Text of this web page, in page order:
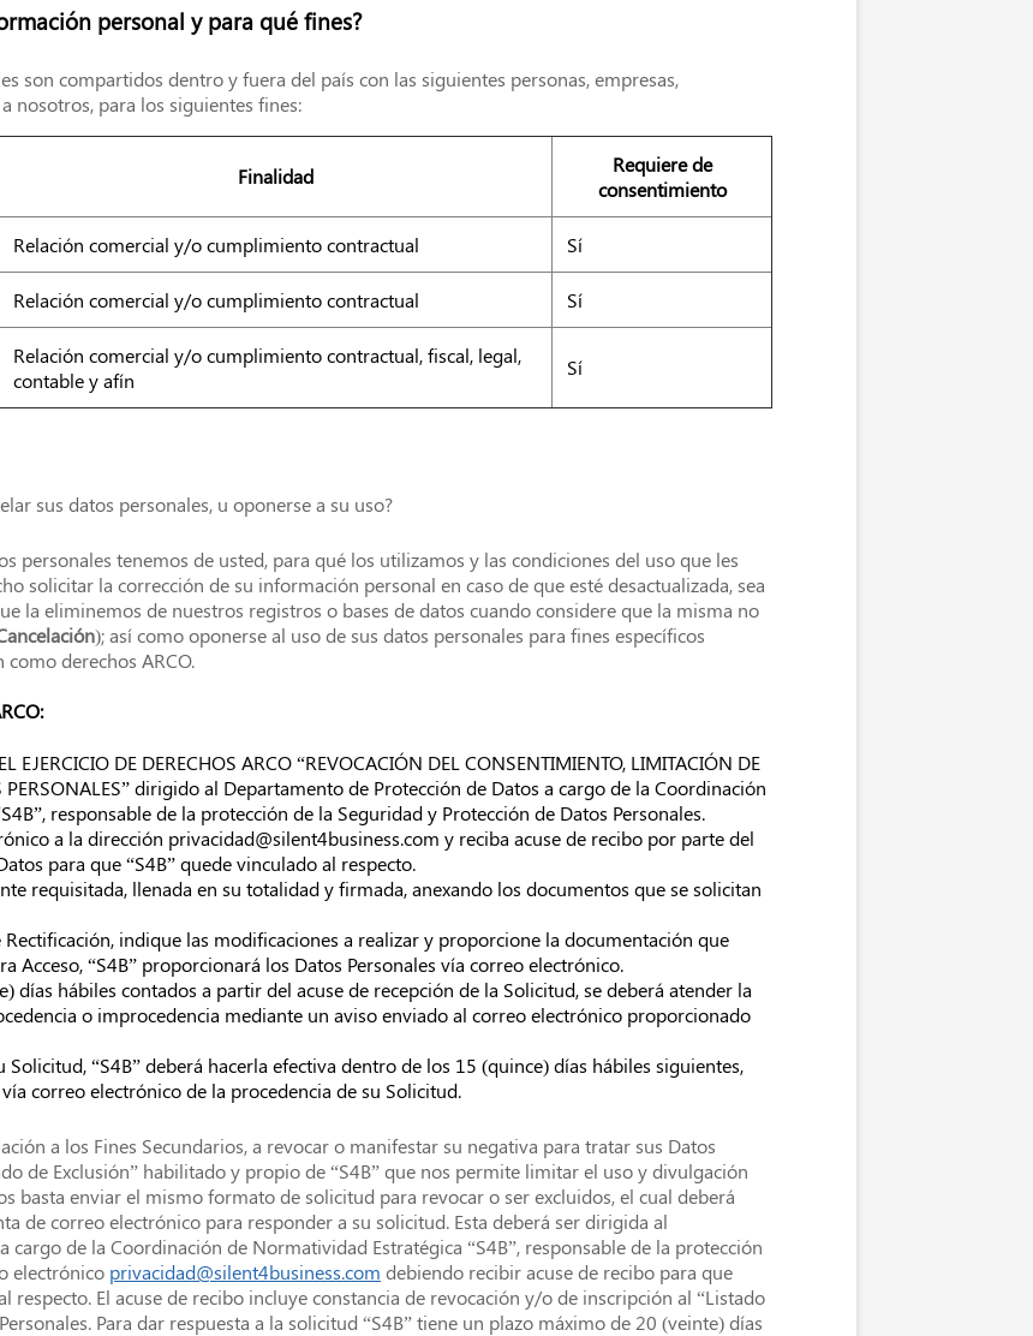
personal y para qué fines?
son compartidos dentro y fuera del país con las siguientes personas, empresas,
nosotros, para los siguientes fines:
Finalidad
Requiere de
consentimiento
Relación comercial y/o cumplimiento contractual Sí
Relación comercial y/o cumplimiento contractual Sí
Relación comercial y/o cumplimiento contractual, fiscal, legal,
contable y afín
Sí
sus datos personales, u oponerse a su uso?
personales tenemos de usted, para qué los utilizamos y las condiciones del uso que les
solicitar la corrección de su información personal en caso de que esté desactualizada, sea
la eliminemos de nuestros registros o bases de datos cuando considere que la misma no
); así como oponerse al uso de sus datos personales para fines específicos
como derechos ARCO.
EJERCICIO DE DERECHOS ARCO “REVOCACIÓN DEL CONSENTIMIENTO, LIMITACIÓN DE
PERSONALES” dirigido al Departamento de Protección de Datos a cargo de la Coordinación
responsable de la protección de la Seguridad y Protección de Datos Personales.
a la dirección privacidad@silent4business.com y reciba acuse de recibo por parte del
para que “S4B” quede vinculado al respecto.
requisitada, llenada en su totalidad y firmada, anexando los documentos que se solicitan
Rectificación, indique las modificaciones a realizar y proporcione la documentación que
Acceso, “S4B” proporcionará los Datos Personales vía correo electrónico.
días hábiles contados a partir del acuse de recepción de la Solicitud, se deberá atender la
o improcedencia mediante un aviso enviado al correo electrónico proporcionado
Solicitud, “S4B” deberá hacerla efectiva dentro de los 15 (quince) días hábiles siguientes,
correo electrónico de la procedencia de su Solicitud.
a los Fines Secundarios, a revocar o manifestar su negativa para tratar sus Datos
de Exclusión” habilitado y propio de “S4B” que nos permite limitar el uso y divulgación
basta enviar el mismo formato de solicitud para revocar o ser excluidos, el cual deberá
de correo electrónico para responder a su solicitud. Esta deberá ser dirigida al
cargo de la Coordinación de Normatividad Estratégica “S4B”, responsable de la protección
electrónico privacidad@silent4business.com debiendo recibir acuse de recibo para que
respecto. El acuse de recibo incluye constancia de revocación y/o de inscripción al “Listado
Para dar respuesta a la solicitud “S4B” tiene un plazo máximo de 20 (veinte) días